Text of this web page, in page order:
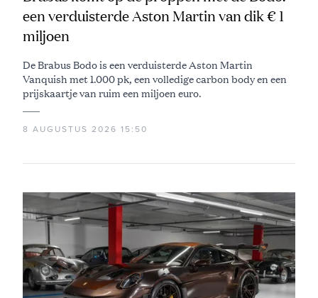
een verduisterde Aston Martin van dik € 1
miljoen
De Brabus Bodo is een verduisterde Aston Martin
Vanquish met 1.000 pk, een volledige carbon body en een
prijskaartje van ruim een miljoen euro.
8 AUGUSTUS 2026 15:50